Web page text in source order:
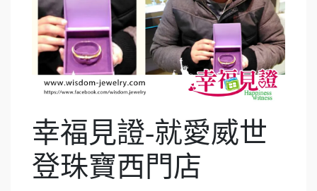
幸福見證-就愛威世
登珠寶西門店